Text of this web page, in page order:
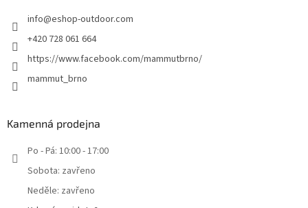
info@eshop-outdoor.com
+420 728 061 664
https://www.facebook.com/mammutbrno/
mammut_brno
Kamenná prodejna
Po - Pá: 10:00 - 17:00
Sobota: zavřeno
Neděle: zavřeno